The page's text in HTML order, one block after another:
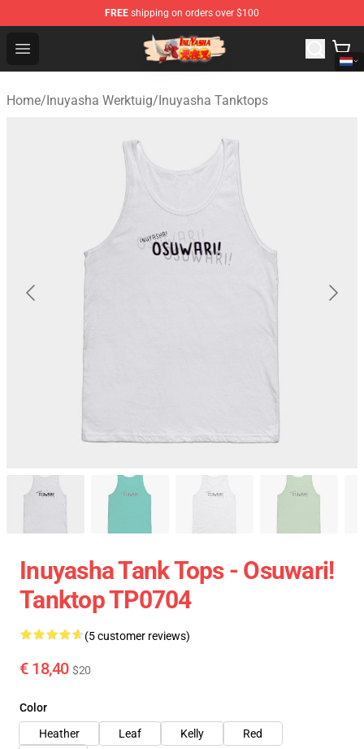
FREE shipping on orders over $100
Open menu
Inuyasha Store - Official Inuyasha Merchandise Shop
Home/Inuyasha Werktuig/Inuyasha Tanktops
Inuyasha Tank Tops - Osuwari!
Tanktop TP0704
(5 customer reviews)
€ 18,40 $20
Color
Heather
Leaf Kelly
Red